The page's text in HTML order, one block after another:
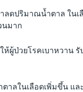
ลดปริมาณน้ำตาล ในเ
นมาก
ผู้ป่วยโรคเบาหวาน รั
าลในเลือดเพิ่มขึ้น แล